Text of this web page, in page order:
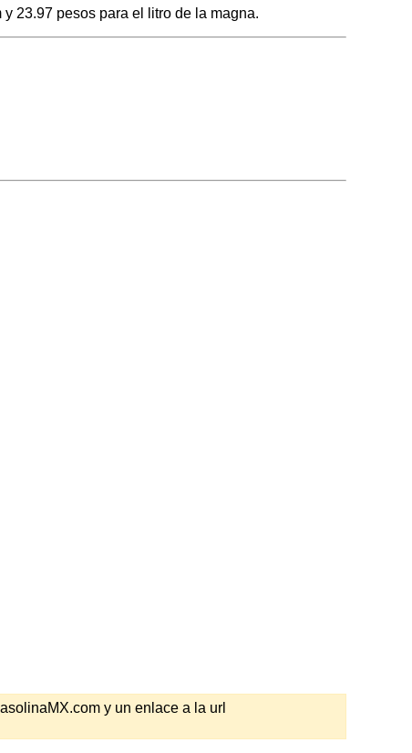
23.97 pesos para el litro de la magna.
y un enlace a la url